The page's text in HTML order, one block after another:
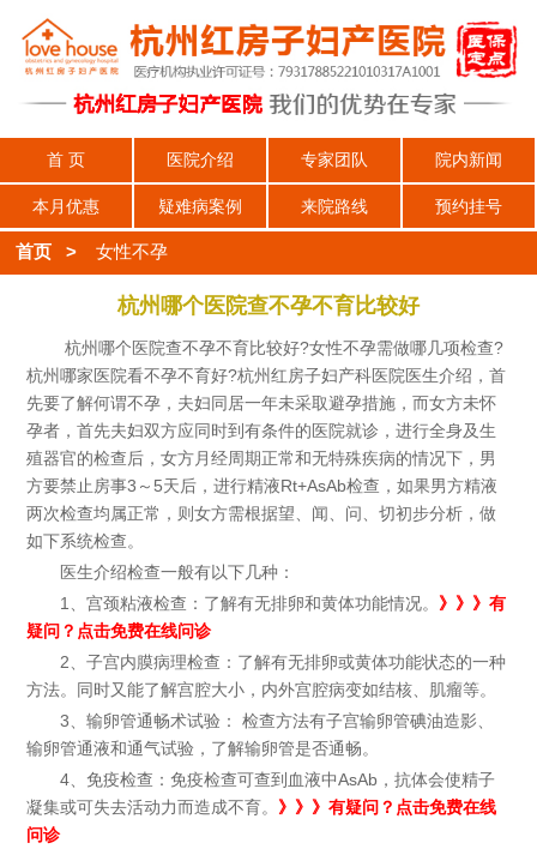
首 页 医院介绍 专家团队 院内新闻
本月优惠 疑难病案例 来院路线 预约挂号
首页> 女性不孕
杭州哪个医院查不孕不育比较好
杭州哪个医院查不孕不育比较好?女性不孕需做哪几项检查?
杭州哪家医院看不孕不育好?杭州红房子妇产科医院医生介绍，首
先要了解何谓不孕，夫妇同居一年未采取避孕措施，而女方未怀
孕者，首先夫妇双方应同时到有条件的医院就诊，进行全身及生
殖器官的检查后，女方月经周期正常和无特殊疾病的情况下，男
方要禁止房事3～5天后，进行精液Rt+AsAb检查，如果男方精液
两次检查均属正常，则女方需根据望、闻、问、切初步分析，做
如下系统检查。
医生介绍检查一般有以下几种：
1、宫颈粘液检查：了解有无排卵和黄体功能情况。 》》》有
疑问？点击免费在线问诊
2、子宫内膜病理检查：了解有无排卵或黄体功能状态的一种
方法。同时又能了解宫腔大小，内外宫腔病变如结核、肌瘤等。
3、输卵管通畅术试验： 检查方法有子宫输卵管碘油造影、
输卵管通液和通气试验，了解输卵管是否通畅。
4、免疫检查：免疫检查可查到血液中AsAb，抗体会使精子
凝集或可失去活动力而造成不育。 》》》有疑问？点击免费在线
问诊